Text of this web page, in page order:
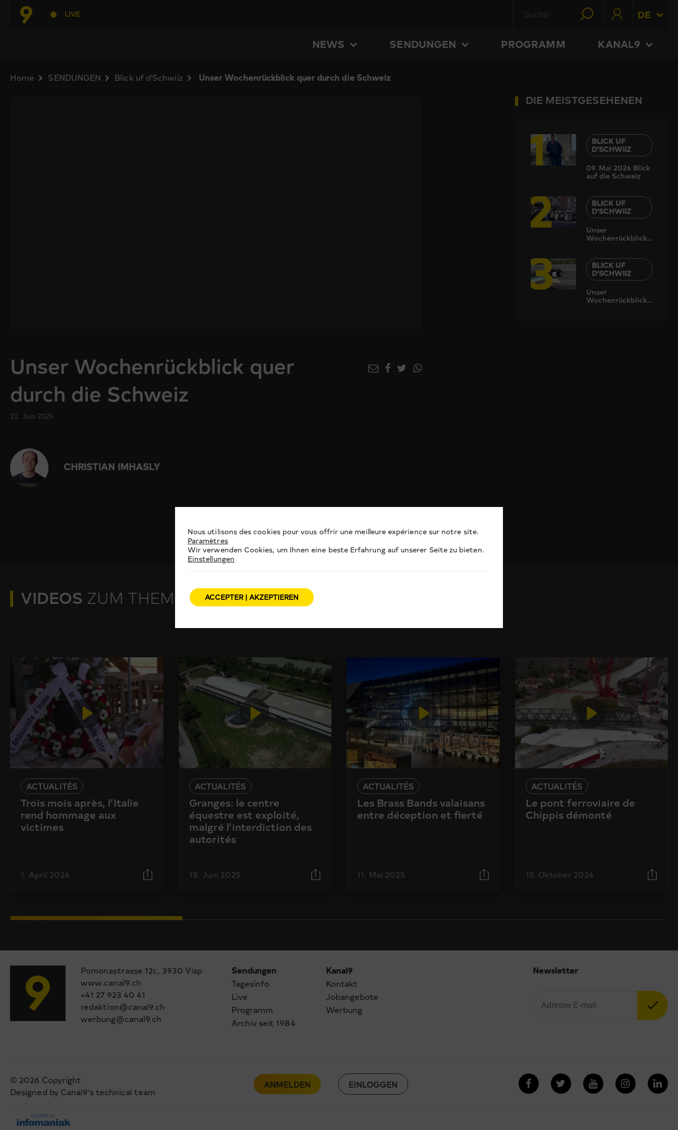
LIVE DE
NEWS SENDUNGEN PROGRAMM KANAL9
Home SENDUNGEN Blick uf d'Schwiiz Unser Wochenrückblick quer durch die Schweiz
Unser Wochenrückblick quer
durch die Schweiz
21. Juni 2025
CHRISTIAN IMHASLY
DIE MEISTGESEHENEN
1
BLICK UF
D'SCHWIIZ
09. Mai 2026 Blick
auf die Schweiz
2
BLICK UF
D'SCHWIIZ
Unser
Wochenrückblick
3
BLICK UF
D'SCHWIIZ
Unser
Wochenrückblick
VIDEOS ZUM THEMA
ACTUALITÉS
Trois mois après, l’Italie
rend hommage aux
victimes
1. April 2026
ACTUALITÉS
Granges: le centre
équestre est exploité,
malgré l’interdiction des
autorités
18. Juni 2025
ACTUALITÉS
Les Brass Bands valaisans
entre déception et fierté
11. Mai 2025
ACTUALITÉS
Le pont ferroviaire de
Chippis démonté
15. Oktober 2024
Pomonastrasse 12c, 3930 Visp
www.canal9.ch
+41 27 923 40 41
redaktion@canal9.ch
werbung@canal9.ch
Sendungen
Tagesinfo
Live
Programm
Archiv seit 1984
Kanal9
Kontakt
Jobangebote
Werbung
Newsletter
© 2026 Copyright
Designed by Canal9's technical team
ANMELDEN EINLOGGEN
Nous utilisons des cookies pour vous offrir une meilleure expérience sur notre site.
Paramètres
Wir verwenden Cookies, um Ihnen eine beste Erfahrung auf unserer Seite zu bieten.
Einstellungen
ACCEPTER | AKZEPTIEREN